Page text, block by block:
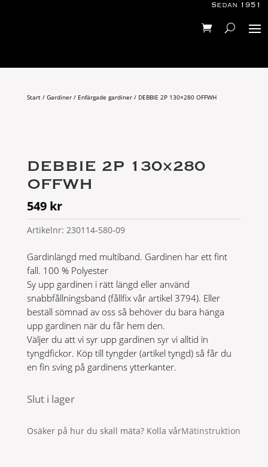
Sedan 1951
Start/ Gardiner/ Enfärgade gardiner/ DEBBIE 2P 130×280 OFFWH
DEBBIE 2P 130×280
OFFWH
549 kr
Artikelnr: 230114-580-09
Gardinlängd med multiband. Gardinen har ett fint
fall. 100 % Polyester
Sy upp gardinen i rätt längd eller använd
snabbfållningsband (fållfix vår artikel 3794). Eller
beställ sömnad av oss så behöver du bara hänga
upp gardinen när du får hem den.
Väljer du att vi syr upp gardinen syr vi alltid in
tyngdfickor. Köp till tyngder (artikel tyngd) så får du
en fin sving på gardinens ytterkanter.
Slut i lager
Osäker på hur du skall mäta? Kolla vårMätinstruktion